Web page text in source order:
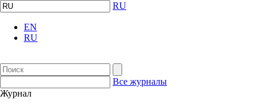
RU
EN
RU
Все журналы
Журнал